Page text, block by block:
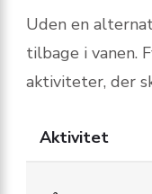
Uden en
tilbage i vanen.
aktiviteter, der
Aktivitet